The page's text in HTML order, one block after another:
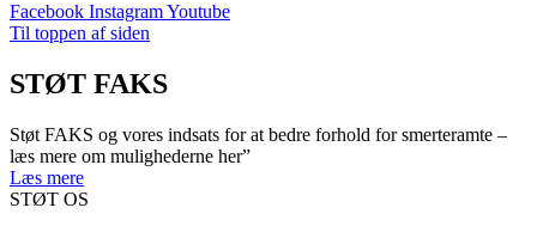
Facebook InstagramYoutube
Til toppen af siden
STØT FAKS
Støt FAKS og vores indsats for at bedre forhold for smerteramte –
læs mere om mulighederne her”
Læs mere
STØT OS